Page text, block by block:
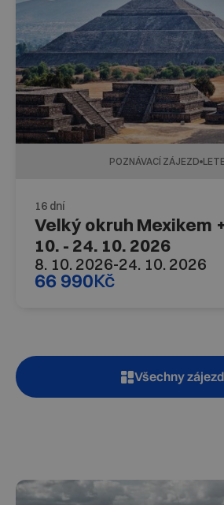
POZNÁVACÍ ZÁJEZD
16 dní
Velký okruh Mexikem
10. - 24. 10. 2026
8. 10. 2026-24. 10. 2026
66 990Kč
Všechny